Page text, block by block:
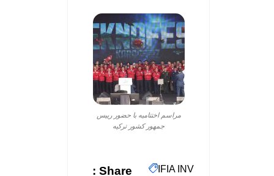
مراسم اختتامیه با حضور رییس
جمهور کشور ترکیه
IFIA INV
Share :